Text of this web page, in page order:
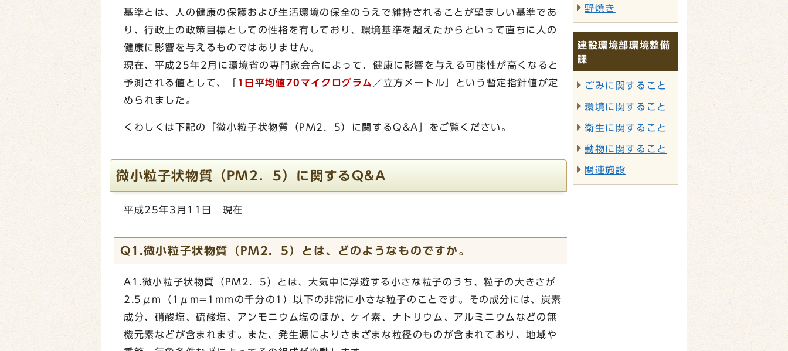
基準とは、人の健康の保護および生活環境の保全のうえで維持されることが望ましい基準であ
り、行政上の政策目標としての性格を有しており、環境基準を超えたからといって直ちに人の
健康に影響を与えるものではありません。
現在、平成25年2月に環境省の専門家会合によって、健康に影響を与える可能性が高くなると
予測される値として、「
1日平均値70マイクログラム ／立方メートル」という暫定指針値が定
められました。
くわしくは下記の「微小粒子状物質（PM2．5）に関するQ&A」をご覧ください。
微小粒子状物質（PM2．5）に関するQ&A
平成25年3月11日 現在
Q1.微小粒子状物質（PM2．5）とは、どのようなものですか。
A1.微小粒子状物質（PM2．5）とは、大気中に浮遊する小さな粒子のうち、粒子の大きさが
2.5μm（1μm=1mmの千分の1）以下の非常に小さな粒子のことです。その成分には、炭素
成分、硝酸塩、硫酸塩、アンモニウム塩のほか、ケイ素、ナトリウム、アルミニウムなどの無
機元素などが含まれます。また、発生源によりさまざまな粒径のものが含まれており、地域や
野焼き
建設環境部環境整備
課
ごみに関すること
環境に関すること
衛生に関すること
動物に関すること
関連施設